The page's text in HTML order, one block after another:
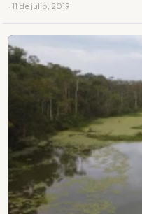
· 11 de julio, 2019